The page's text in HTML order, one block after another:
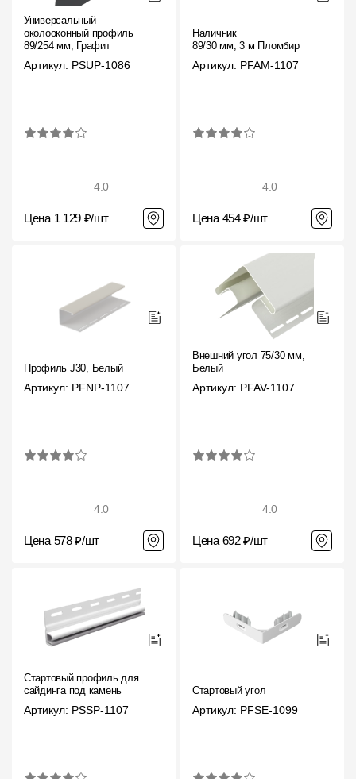
Универсальный
околооконный профиль
89/254 мм, Графит
Артикул: PSUP-1086
4.0
Цена 1 129 ₽/шт
Наличник
89/30 мм, 3 м Пломбир
Артикул: PFAM-1107
4.0
Цена 454 ₽/шт
Профиль J30, Белый
Артикул: PFNP-1107
4.0
Цена 578 ₽/шт
Внешний угол 75/30 мм,
Белый
Артикул: PFAV-1107
4.0
Цена 692 ₽/шт
Стартовый профиль для
сайдинга под камень
Артикул: PSSP-1107
Стартовый угол
Артикул: PFSE-1099